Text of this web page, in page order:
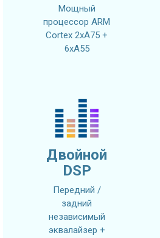
Мощный
процессор ARM
Cortex 2xA75 +
6xA55
Двойной
DSP
Передний /
задний
независимый
эквалайзер +